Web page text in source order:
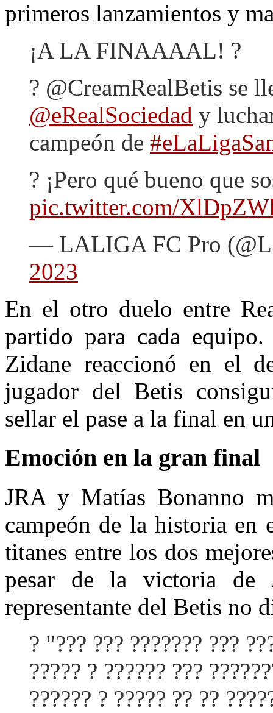
primeros lanzamientos y
¡A LA FINAAAAL! ?
? @CreamRealBetis se
@eRealSociedad y
campeón de
? ¡Pero qué bueno que
pic.twitter.com/
— LALIGA FC Pro
2023
En el otro duelo entre
partido para cada
Zidane reaccionó en el
jugador del Betis
sellar el pase a la final en
Emoción en la gran final
JRA y Matías Bonanno
campeón de la historia en
titanes entre los dos
pesar de la victoria
representante del Betis no
? "??? ??? ??????? ???
????? ? ?????? ???
?????? ? ????? ?? ??